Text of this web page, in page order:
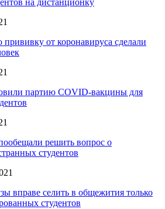
от коронавируса сделали
партию COVID-вакцины для
решить вопрос о
студентов
вправе селить в общежития только
студентов